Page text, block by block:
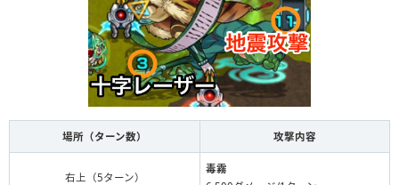
場所（ターン数） 攻撃内容
右上（5ターン）
毒霧